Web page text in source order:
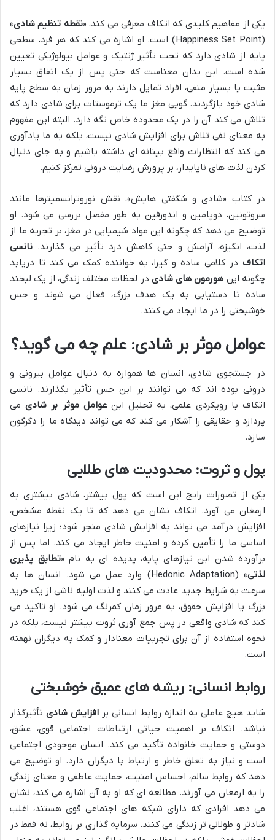
یکی از مفاهیم کلیدی که اتکاف معرفی می کند، «نقطه تنظیم شادی»
(Happiness Set Point) است. او اشاره می کند که هر فرد، سطحی
پایه از شادی دارد که تحت تأثیر ژنتیک و عوامل بیولوژیکی تعیین
شده است. این بدان معناست که حتی پس از یک اتفاق بسیار
مثبت یا بسیار منفی، افراد تمایل دارند به مرور زمان به سطح پایه
شادی خود بازگردند. گویی مغز ما یک ترموستات برای شادی دارد که
تلاش می کند آن را در یک محدوده خاص نگه دارد. البته این مفهوم
به معنای نفی تلاش برای افزایش شادی نیست، بلکه به ما یادآوری
می کند که انتظارات واقع بینانه ای داشته باشیم و به جای دنبال
کردن لذت های ناپایدار، بر پرورش رضایت درونی تمرکز کنیم.
در کتاب «شادی و شگفتی هایش»، نقش نوروترانسمیترها مانند
سروتونین، دوپامین و اندورفین به طور مفصل بررسی می شود. او
توضیح می دهد که چگونه این مواد شیمیایی در مغز، بر تجربه ما از
لذت، انگیزه، آرامش و حتی کاهش درد تأثیر می گذارند. نانسی
اتکاف در کلامی ساده و گیرا، به خواننده کمک می کند تا دریابد
چگونه این هورمون های شادی در لحظات مختلف زندگی، از یک لبخند
ساده تا دستیابی به یک هدف بزرگ، فعال می شوند و حس
خوشبختی را در ما ایجاد می کنند.
عوامل موثر بر شادی: علم چه می گوید؟
در جستجوی شادی، انسان ها همواره به دنبال عوامل بیرونی و
درونی بوده اند که می توانند بر این حس تأثیر بگذارند. نانسی
اتکاف با رویکردی علمی، به تحلیل اینعوامل موثر بر شادیمی
پردازد و حقایقی را آشکار می کند که می تواند دیدگاه ما را دگرگون
سازد.
پول و ثروت: محدودیت های طلایی
یکی از تصورات رایج این است که پول بیشتر، شادی بیشتری به
ارمغان می آورد. اتکاف نشان می دهد که تا یک نقطه مشخص،
افزایش درآمد می تواند به افزایش شادی منجر شود؛ زیرا نیازهای
اساسی ما را تأمین کرده و امنیت خاطر ایجاد می کند. اما پس از
برآورده شدن این نیازهای پایه، پدیده ای به نام «تطابق پذیری
لذتی
» (Hedonic Adaptation) وارد عمل می شود. انسان ها به
سرعت به شرایط جدید عادت می کنند و لذت اولیه ناشی از یک خرید
بزرگ یا افزایش حقوق، به مرور زمان کمرنگ می شود. او تاکید می
کند که شادی واقعی در پس جمع آوری ثروت بیشتر نیست، بلکه در
نحوه استفاده از آن برای تجربیات معنادار و کمک به دیگران نهفته
است.
روابط انسانی: ریشه های عمیق خوشبختی
شاید هیچ عاملی به اندازه روابط انسانی بر افزایش شادیتأثیرگذار
نباشد. اتکاف بر اهمیت حیاتی ارتباطات اجتماعی قوی، عشق،
دوستی و حمایت خانواده تأکید می کند. انسان موجودی اجتماعی
است و نیاز به تعلق خاطر و ارتباط با دیگران دارد. او توضیح می
دهد که روابط سالم، احساس امنیت، حمایت عاطفی و معنای زندگی
را به ارمغان می آورند. مطالعه ای که او به آن اشاره می کند، نشان
می دهد افرادی که دارای شبکه های اجتماعی قوی هستند، اغلب
شادتر و طولانی تر زندگی می کنند. سرمایه گذاری بر روابط، نه فقط در